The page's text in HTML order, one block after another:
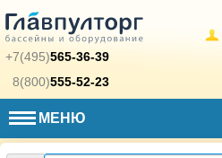
+7(495)565-36-39
8(800)555-52-23
МЕНЮ